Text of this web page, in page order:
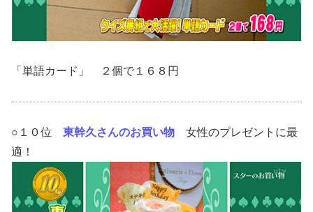
「単語カード」 ２個で１６８円
○１０位 東幹久さんのお買い物 女性のプレゼントに最
適！